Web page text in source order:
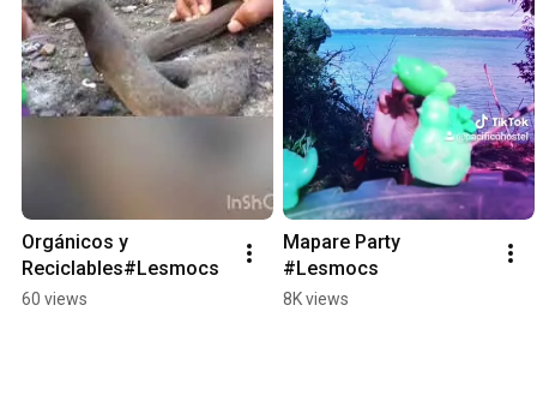
Orgánicos y
Reciclables#Lesmocs
60 views
Mapare Party
#Lesmocs
8K views